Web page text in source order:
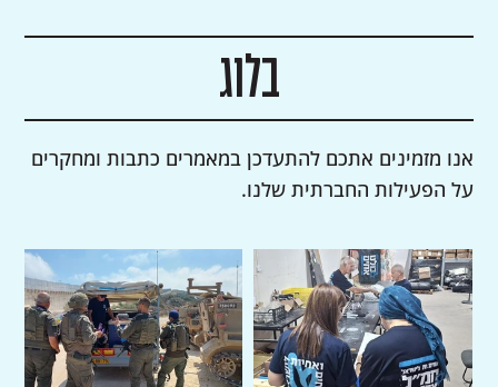
בלוג
אנו מזמינים אתכם להתעדכן במאמרים כתבות ומחקרים
על הפעילות החברתית שלנו.